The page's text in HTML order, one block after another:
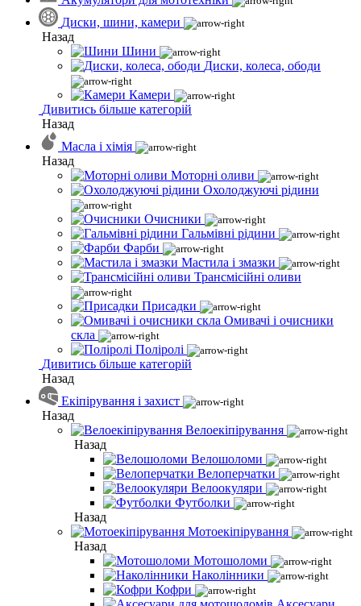
Диски, шини, камери
Назад
Шини
Диски, колеса, ободи
Камери
Дивитись більше категорій
Назад
Масла і хімія
Назад
Моторні оливи
Охолоджуючі рідини
Очисники
Гальмівні рідини
Фарби
Мастила і змазки
Трансмісійні оливи
Присадки
Омивачі і очисники
скла
Поліролі
Дивитись більше категорій
Назад
Екіпірування і захист
Назад
Велоекіпірування
Назад
Велошоломи
Велоперчатки
Велоокуляри
Футболки
Назад
Мотоекіпірування
Назад
Мотошоломи
Наколінники
Кофри